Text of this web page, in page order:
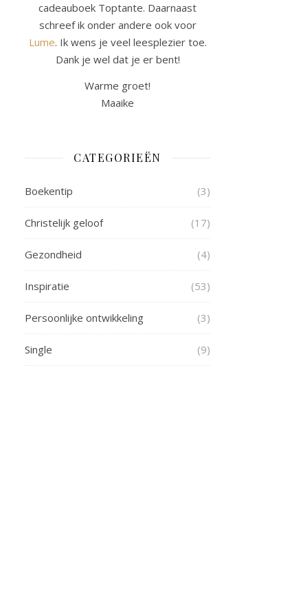
cadeauboek Toptante. Daarnaast
schreef ik onder andere ook voor
Lume. Ik wens je veel leesplezier toe.
Dank je wel dat je er bent!
Warme groet!
Maaike
CATEGORIEËN
Boekentip (3)
Christelijk geloof (17)
Gezondheid (4)
Inspiratie (53)
Persoonlijke ontwikkeling (3)
Single (9)